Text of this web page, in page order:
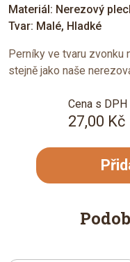
Materiál: Nerezový
Tvar: Malé, Hladké
Perníky ve tvaru zvonku
stejně jako naše
Cena s
27,00 Kč